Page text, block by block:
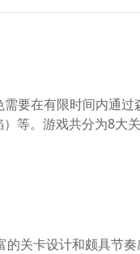
要在有限时间内通
等。游戏共分为8
关卡设计和颇具节